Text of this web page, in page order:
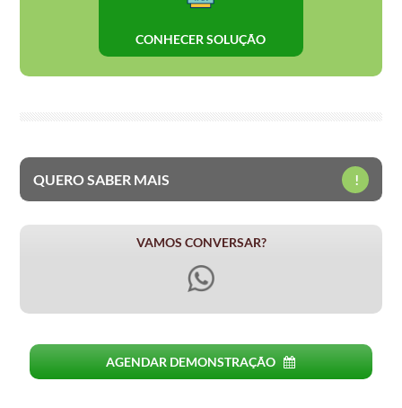
CONHECER SOLUÇÃO
QUERO SABER MAIS !
VAMOS CONVERSAR?
AGENDAR DEMONSTRAÇÃO